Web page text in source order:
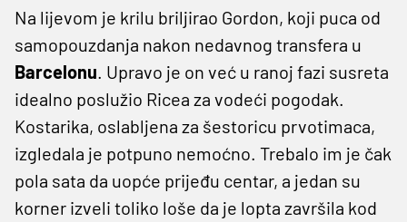
Na lijevom je krilu briljirao Gordon, koji puca od
samopouzdanja nakon nedavnog transfera u
Barcelonu. Upravo je on već u ranoj fazi susreta
idealno poslužio Ricea za vodeći pogodak.
Kostarika, oslabljena za šestoricu prvotimaca,
izgledala je potpuno nemoćno. Trebalo im je čak
pola sata da uopće prijeđu centar, a jedan su
korner izveli toliko loše da je lopta završila kod